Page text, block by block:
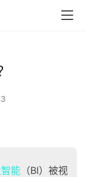
能（BI）被视